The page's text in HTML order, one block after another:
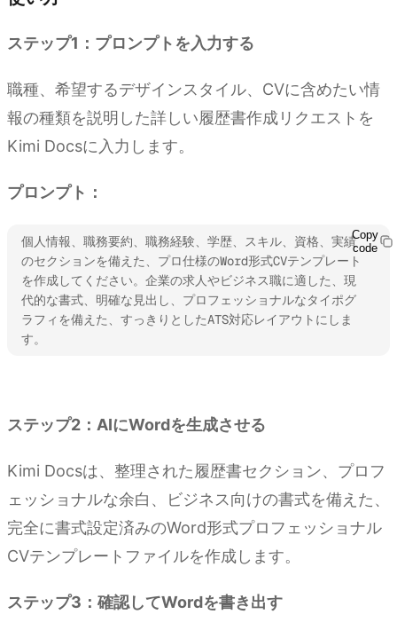
ステップ1：プロンプトを入力する
職種、希望するデザインスタイル、CVに含めたい情
報の種類を説明した詳しい履歴書作成リクエストを
Kimi Docsに入力します。
プロンプト：
個人情報、職務要約、職務経験、学歴、スキル、資格、実績
のセクションを備えた、プロ仕様のWord形式CVテンプレート
を作成してください。企業の求人やビジネス職に適した、現
代的な書式、明確な見出し、プロフェッショナルなタイポグ
ラフィを備えた、すっきりとしたATS対応レイアウトにしま
す。
Copy
code
ステップ2：AIにWordを生成させる
Kimi Docsは、整理された履歴書セクション、プロフ
ェッショナルな余白、ビジネス向けの書式を備えた、
完全に書式設定済みのWord形式プロフェッショナル
CVテンプレートファイルを作成します。
ステップ3：確認してWordを書き出す